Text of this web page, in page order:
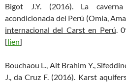
Bigot J.Y. (2016). La
acondicionada del Perú (Omia,
internacional del Carst en Perú.
[lien]
Bouchaou L., Ait Brahim Y.,
J., da Cruz F. (2016). Karst